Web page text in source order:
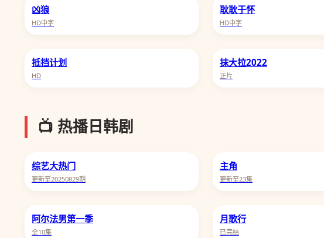
凶狼
HD中字
耿耿于怀
HD中字
抵挡计划
HD
抹大拉2022
正片
📺 热播日韩剧
综艺大热门
更新至20250829期
主角
更新至23集
阿尔法男第一季
全10集
月歌行
已完结